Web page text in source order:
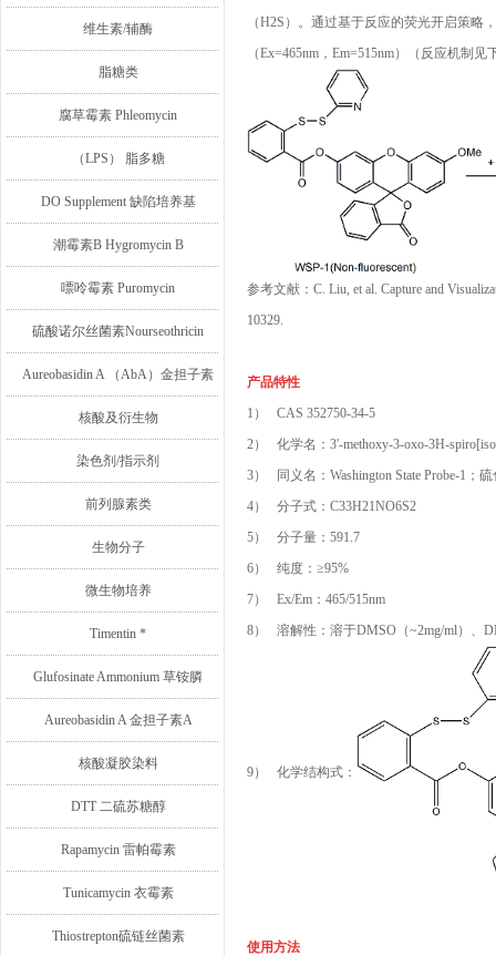
维生素/辅酶
脂糖类
腐草霉素 Phleomycin
（LPS） 脂多糖
DO Supplement 缺陷培养基
潮霉素B Hygromycin B
嘌呤霉素 Puromycin
硫酸诺尔丝菌素Nourseothricin
Aureobasidin A （AbA）金担子素
A
核酸及衍生物
染色剂/指示剂
前列腺素类
生物分子
微生物培养
Timentin *
Glufosinate Ammonium 草铵膦
Aureobasidin A 金担子素A
核酸凝胶染料
DTT 二硫苏糖醇
Rapamycin 雷帕霉素
Tunicamycin 衣霉素
Thiostrepton硫链丝菌素
（H2S）。通过基于反应的荧光开启策略
（Ex=465nm，Em=515nm）（反应机制见
参考文献：C. Liu, et al. Capture and
10329.
产品特性
1） CAS 352750-34-5
2） 化学名：3'-methoxy-3-oxo-3H-
3） 同义名：Washington State Probe-1；
4） 分子式：C33H21NO6S2
5） 分子量：591.7
6） 纯度：≥95%
7） Ex/Em：465/515nm
8） 溶解性：溶于DMSO（~2mg/ml）、
9） 化学结构式：
使用方法